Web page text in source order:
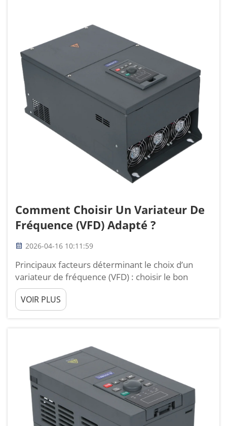
Comment Choisir Un Variateur De
Fréquence (VFD) Adapté ?
2026-04-16 10:11:59
Principaux facteurs déterminant le choix d’un
variateur de fréquence (VFD) : choisir le bon
variateur de fréquence ne consiste pas à opter
pour le modèle le plus puissant ou le moins
coûteux, mais à trouver celui qui correspond
de fonctionnement...
VOIR PLUS